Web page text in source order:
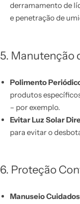
derramamento de
e penetração de
5. Manutenção
Polimento
produtos
– por exemplo.
Evitar Luz Solar
para evitar o
6. Proteção
Manuseio